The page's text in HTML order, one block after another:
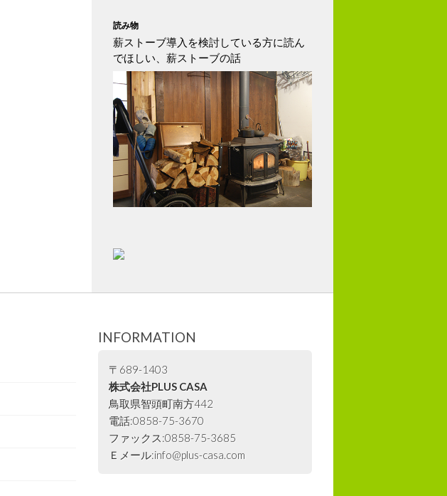
読み物
薪ストーブ導入を検討している方に読ん
でほしい、薪ストーブの話
INFORMATION
〒689-1403
株式会社PLUS CASA
鳥取県智頭町南方442
電話:0858-75-3670
ファックス:0858-75-3685
Ｅメール:info@plus-casa.com